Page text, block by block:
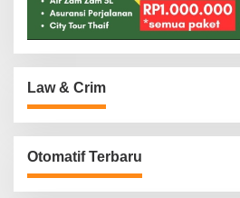
Law & Crim
Otomatif Terbaru